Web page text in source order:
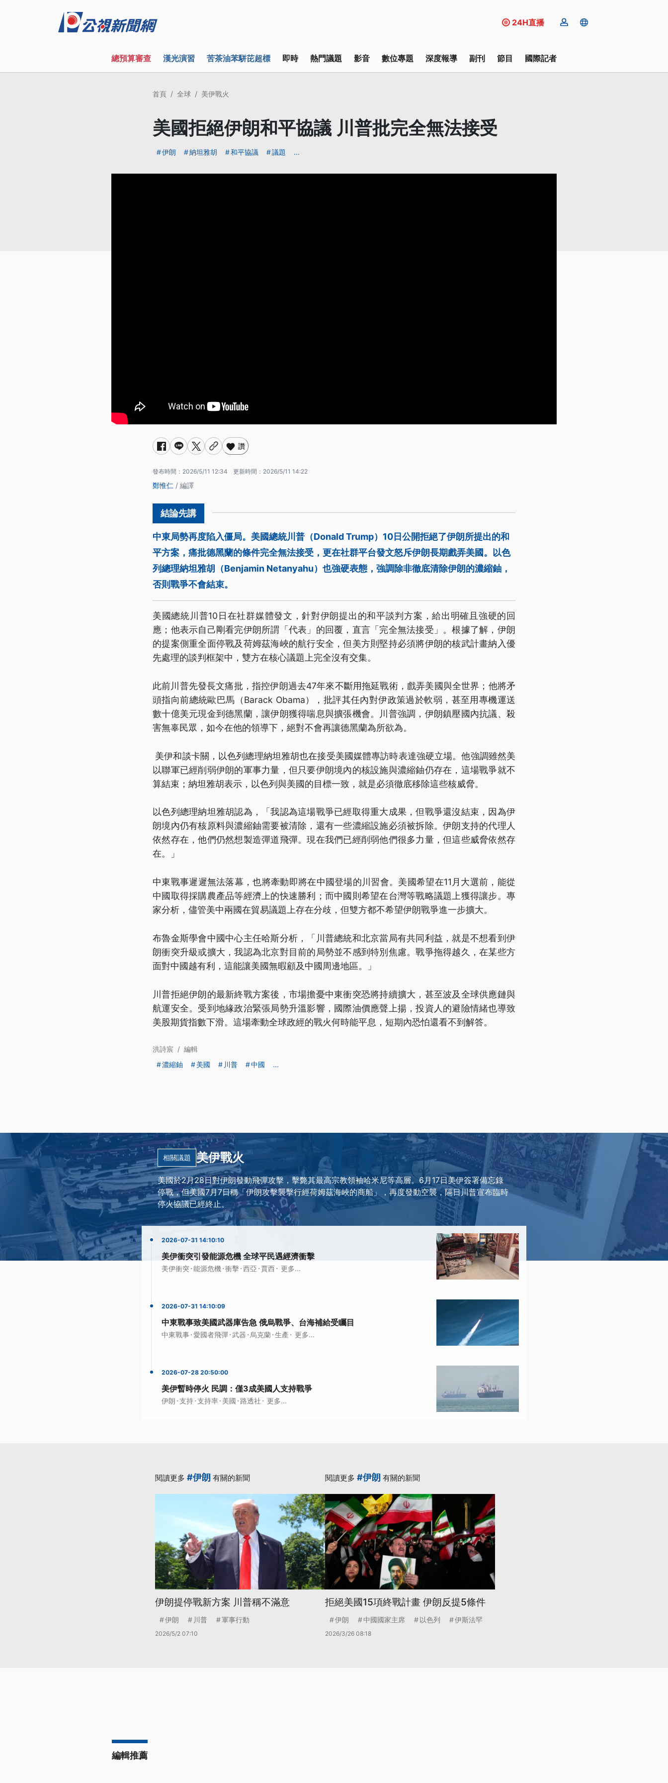
24H直播
總預算審查 漢光演習 苦茶油苯駢芘超標 即時 熱門議題 影音 數位專題 深度報導 副刊 節目 國際記者
首頁 全球 美伊戰火
美國拒絕伊朗和平協議 川普批完全無法接受
伊朗 納坦雅胡 和平協議 議題 ...
讚
發布時間： 2026/5/11 12:34 更新時間： 2026/5/11 14:22
鄭惟仁 / 編譯
中東局勢再度陷入僵局。美國總統川普（Donald Trump）10日公開拒絕了伊朗所提出的和
平方案，痛批德黑蘭的條件完全無法接受，更在社群平台發文怒斥伊朗長期戲弄美國。以色
列總理納坦雅胡（Benjamin Netanyahu）也強硬表態，強調除非徹底清除伊朗的濃縮鈾，
否則戰爭不會結束。
美國總統川普10日在社群媒體發文，針對伊朗提出的和平談判方案，給出明確且強硬的回
應；他表示自己剛看完伊朗所謂「代表」的回覆，直言「完全無法接受」。根據了解，伊朗
的提案側重全面停戰及荷姆茲海峽的航行安全，但美方則堅持必須將伊朗的核武計畫納入優
先處理的談判框架中，雙方在核心議題上完全沒有交集。
此前川普先發長文痛批，指控伊朗過去47年來不斷用拖延戰術，戲弄美國與全世界；他將矛
頭指向前總統歐巴馬（Barack Obama），批評其任內對伊政策過於軟弱，甚至用專機運送
數十億美元現金到德黑蘭，讓伊朗獲得喘息與擴張機會。川普強調，伊朗鎮壓國內抗議、殺
害無辜民眾，如今在他的領導下，絕對不會再讓德黑蘭為所欲為。
美伊和談卡關，以色列總理納坦雅胡也在接受美國媒體專訪時表達強硬立場。他強調雖然美
以聯軍已經削弱伊朗的軍事力量，但只要伊朗境內的核設施與濃縮鈾仍存在，這場戰爭就不
算結束；納坦雅胡表示，以色列與美國的目標一致，就是必須徹底移除這些核威脅。
以色列總理納坦雅胡認為，「我認為這場戰爭已經取得重大成果，但戰爭還沒結束，因為伊
朗境內仍有核原料與濃縮鈾需要被清除，還有一些濃縮設施必須被拆除。伊朗支持的代理人
依然存在，他們仍然想製造彈道飛彈。現在我們已經削弱他們很多力量，但這些威脅依然存
在。」
中東戰事遲遲無法落幕，也將牽動即將在中國登場的川習會。美國希望在11月大選前，能從
中國取得採購農產品等經濟上的快速勝利；而中國則希望在台灣等戰略議題上獲得讓步。專
家分析，儘管美中兩國在貿易議題上存在分歧，但雙方都不希望伊朗戰爭進一步擴大。
布魯金斯學會中國中心主任哈斯分析，「川普總統和北京當局有共同利益，就是不想看到伊
朗衝突升級或擴大，我認為北京對目前的局勢並不感到特別焦慮。戰爭拖得越久，在某些方
面對中國越有利，這能讓美國無暇顧及中國周邊地區。」
川普拒絕伊朗的最新終戰方案後，市場擔憂中東衝突恐將持續擴大，甚至波及全球供應鏈與
航運安全。受到地緣政治緊張局勢升溫影響，國際油價應聲上揚，投資人的避險情緒也導致
美股期貨指數下滑。這場牽動全球政經的戰火何時能平息，短期內恐怕還看不到解答。
洪詩宸 / 編輯
濃縮鈾
美國 川普 中國 ...
相關議題 美伊戰火
美國於2月28日對伊朗發動飛彈攻擊，擊斃其最高宗教領袖哈米尼等高層。6月17日美伊簽署備忘錄
停戰，但美國7月7日稱「伊朗攻擊襲擊行經荷姆茲海峽的商船」，再度發動空襲，隔日川普宣布臨時
停火協議已經終止。
2026-07-31 14:10:10
美伊衝突引發能源危機 全球平民遇經濟衝擊
美伊衝突·能源危機 ·衝擊 ·西亞 ·賈西· 更多...
2026-07-31 14:10:09
中東戰事致美國武器庫告急 俄烏戰爭、台海補給受矚目
中東戰事·愛國者飛彈·武器 · 烏克蘭·生產 · 更多...
2026-07-28 20:50:00
美伊暫時停火 民調：僅3成美國人支持戰爭
伊朗 ·支持·支持率· 美國 · 路透社 · 更多...
閱讀更多 #伊朗 有關的新聞
伊朗提停戰新方案 川普稱不滿意
伊朗 川普 軍事行動
2026/5/2 07:10
閱讀更多 #伊朗 有關的新聞
拒絕美國15項終戰計畫 伊朗反提5條件
伊朗 中國國家主席 以色列 伊斯法罕
2026/3/26 08:18
編輯推薦